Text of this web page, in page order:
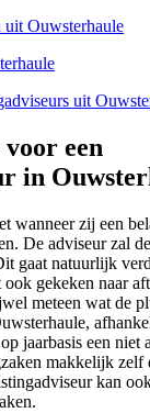
uit Ouwsterhaule
uit
een
in
wanneer zij een
De adviseur zal
gaat natuurlijk
gekeken naar
meteen wat de
jaarbasis een niet
makkelijk zelf
kan